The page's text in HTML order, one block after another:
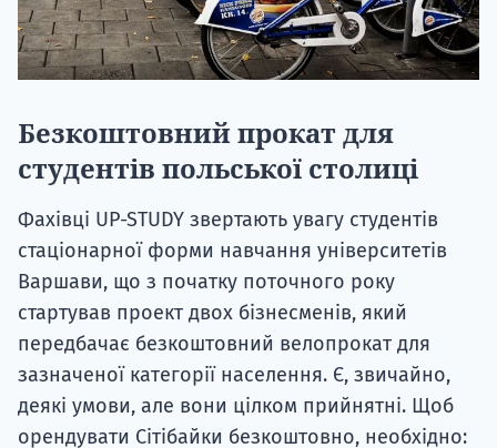
Безкоштовний прокат для
студентів польської столиці
Фахівці UP-STUDY звертають увагу студентів
стаціонарної форми навчання університетів
Варшави, що з початку поточного року
стартував проект двох бізнесменів, який
передбачає безкоштовний велопрокат для
зазначеної категорії населення. Є, звичайно,
деякі умови, але вони цілком прийнятні. Щоб
орендувати Сітібайки безкоштовно, необхідно: